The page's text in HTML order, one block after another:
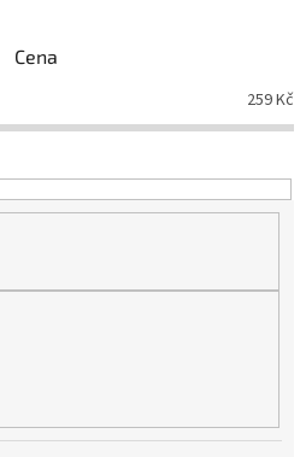
Cena
259Kč